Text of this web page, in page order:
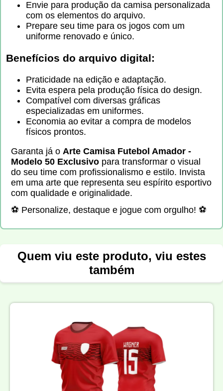
Envie para produção da camisa personalizada
com os elementos do arquivo.
Prepare seu time para os jogos com um
uniforme renovado e único.
Benefícios do arquivo digital:
Praticidade na edição e adaptação.
Evita espera pela produção física do design.
Compatível com diversas gráficas
especializadas em uniformes.
Economia ao evitar a compra de modelos
físicos prontos.
Garanta já o Arte Camisa Futebol Amador -
Modelo 50 Exclusivo para transformar o visual
do seu time com profissionalismo e estilo. Invista
em uma arte que representa seu espírito esportivo
com qualidade e originalidade.
⚽ Personalize, destaque e jogue com orgulho! ⚽
Quem viu este produto, viu estes
também